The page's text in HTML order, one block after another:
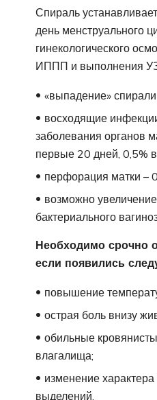
Спираль
день менструального
гинекологического
ИППП и выполнения
«выпадение»
восходящие
заболевания органов
первые 20 дней, 0,5%
перфорация матки –
возможно
бактериального
Необходимо срочно
если появились
повышение
острая боль внизу
обильные
влагалища;
изменение
выделений.